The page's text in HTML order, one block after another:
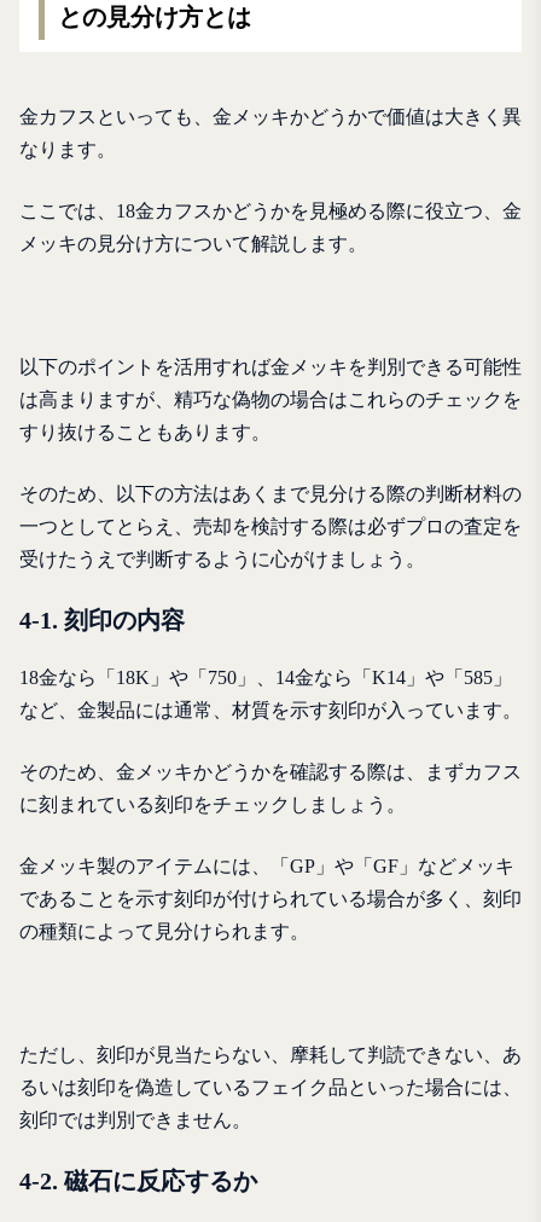
との見分け方とは
金カフスといっても、金メッキかどうかで価値は大きく異
なります。
ここでは、18金カフスかどうかを見極める際に役立つ、金
メッキの見分け方について解説します。
以下のポイントを活用すれば金メッキを判別できる可能性
は高まりますが、精巧な偽物の場合はこれらのチェックを
すり抜けることもあります。
そのため、以下の方法はあくまで見分ける際の判断材料の
一つとしてとらえ、売却を検討する際は必ずプロの査定を
受けたうえで判断するように心がけましょう。
4-1. 刻印の内容
18金なら「18K」や「750」、14金なら「K14」や「585」
など、金製品には通常、材質を示す刻印が入っています。
そのため、金メッキかどうかを確認する際は、まずカフス
に刻まれている刻印をチェックしましょう。
金メッキ製のアイテムには、「GP」や「GF」などメッキ
であることを示す刻印が付けられている場合が多く、刻印
の種類によって見分けられます。
ただし、刻印が見当たらない、摩耗して判読できない、あ
るいは刻印を偽造しているフェイク品といった場合には、
刻印では判別できません。
4-2. 磁石に反応するか